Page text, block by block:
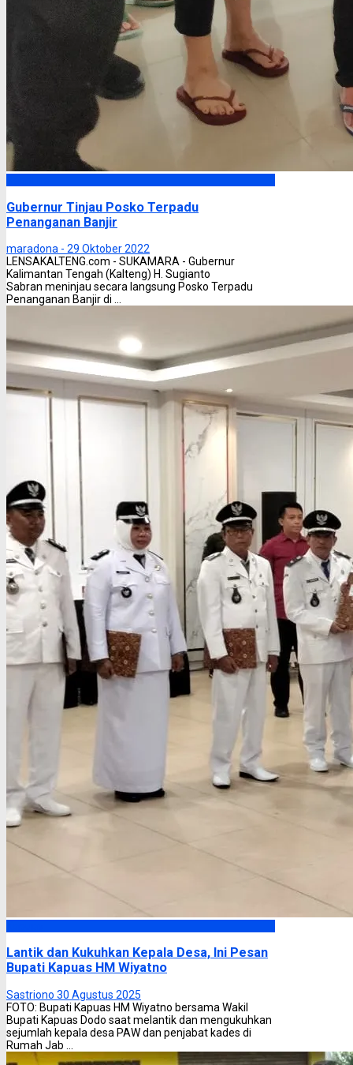
Gubernur Tinjau Posko Terpadu
Penanganan Banjir
maradona - 29 Oktober 2022
LENSAKALTENG.com - SUKAMARA - Gubernur
Kalimantan Tengah (Kalteng) H. Sugianto
Sabran meninjau secara langsung Posko Terpadu
Penanganan Banjir di ...
Lantik dan Kukuhkan Kepala Desa, Ini Pesan
Bupati Kapuas HM Wiyatno
Sastriono 30 Agustus 2025
FOTO: Bupati Kapuas HM Wiyatno bersama Wakil
Bupati Kapuas Dodo saat melantik dan mengukuhkan
sejumlah kepala desa PAW dan penjabat kades di
Rumah Jab ...